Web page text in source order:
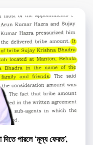
পারলে ‘মূল্য ফেরত’,